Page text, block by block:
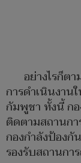
อย่างไรก็ต
การดำเนินงาน
กัมพูชา ทั้งนี้ ก
ติดตามสถานก
กองกำลังป้อง
รองรับสถานก